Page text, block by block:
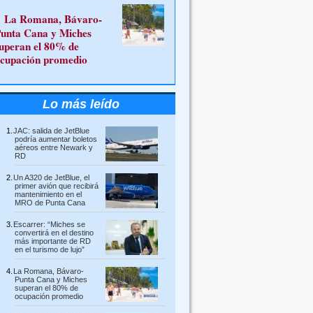
La Romana, Bávaro-
Cana y Miches
el 80% de
promedio
Lo más leído
JAC: salida de JetBlue
podría aumentar boletos
aéreos entre Newark y
RD
Un A320 de JetBlue, el
primer avión que recibirá
mantenimiento en el
MRO de Punta Cana
Escarrer: “Miches se
convertirá en el destino
más importante de RD
en el turismo de lujo”
La Romana, Bávaro-
Punta Cana y Miches
superan el 80% de
ocupación promedio